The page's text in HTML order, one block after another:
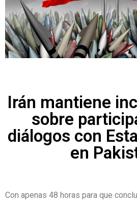
Irán mantiene
sobre
diálogos con
en
Con apenas 48 horas para que